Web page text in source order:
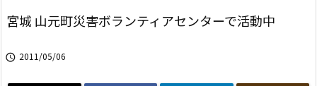
宮城 山元町災害ボランティアセンターで活動中
 2011/05/06